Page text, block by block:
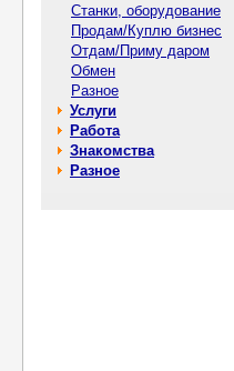
Станки, оборудование
Продам/Куплю бизнес
Отдам/Приму даром
Обмен
Разное
Услуги
Работа
Знакомства
Разное